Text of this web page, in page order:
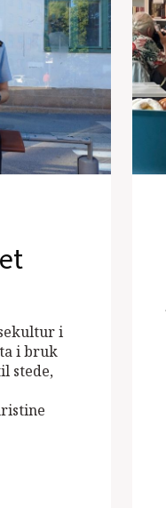
i
i bruk
stede,